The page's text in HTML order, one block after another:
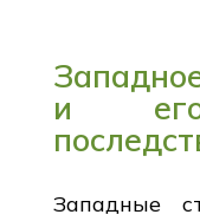
и его
Западные